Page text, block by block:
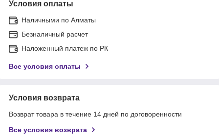
Условия оплаты
Наличными по Алматы
Безналичный расчет
Наложенный платеж по РК
Все условия оплаты
Условия возврата
Возврат товара в течение 14 дней по договоренности
Все условия возврата